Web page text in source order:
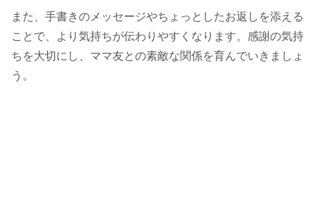
また、手書きのメッセージやちょっとしたお返しを添える
ことで、より気持ちが伝わりやすくなります。感謝の気持
ちを大切にし、ママ友との素敵な関係を育んでいきましょ
う。